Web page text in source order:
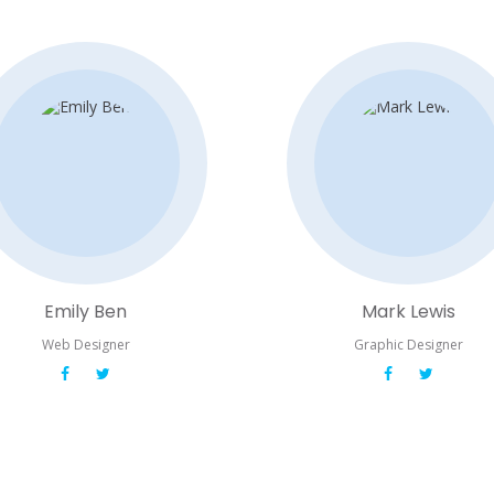
Emily Ben
Web Designer
Mark Lewis
Graphic Designer